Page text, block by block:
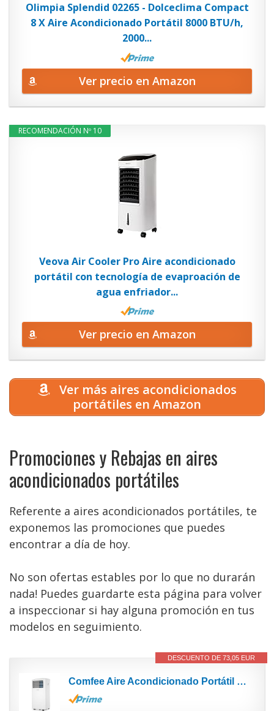
Olimpia Splendid 02265 - Dolceclima Compact
8 X Aire Acondicionado Portátil 8000 BTU/h,
2000...
Ver precio en Amazon
RECOMENDACIÓN Nº 10
Veova Air Cooler Pro Aire acondicionado
portátil con tecnología de evaproación de
agua enfriador...
Ver precio en Amazon
Ver más aires acondicionados
portátiles en Amazon
Promociones y Rebajas en aires
acondicionados portátiles
Referente a aires acondicionados portátiles, te
exponemos las promociones que puedes
encontrar a día de hoy.
No son ofertas estables por lo que no durarán
nada! Puedes guardarte esta página para volver
a inspeccionar si hay alguna promoción en tus
modelos en seguimiento.
DESCUENTO DE 73,05 EUR
Comfee Aire Acondicionado Portátil Bajo Consumo,7000BTU/2,0kW/1800 Frigorías,3 en 1 Aire...